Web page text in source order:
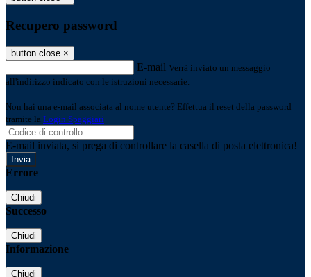
Recupero password
button close ×
E-mail Verrà inviato un messaggio
all'indirizzo indicato con le istruzioni necessarie.
Non hai una e-mail associata al nome utente? Effettua il reset della password
tramite la Login Spaggiari
E-mail inviata, si prega di controllare la casella di posta elettronica!
Errore
Chiudi
Successo
Chiudi
Informazione
Chiudi